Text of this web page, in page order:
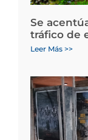
Se
tráfico de
Leer Más >>